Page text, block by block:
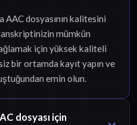
dosyasının kalitesini
mümkün
için yüksek kaliteli
bir ortamda kayıt yapın ve
emin olun.
dosyası için